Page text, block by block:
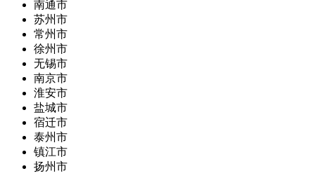
南通市
苏州市
常州市
徐州市
无锡市
南京市
淮安市
盐城市
宿迁市
泰州市
镇江市
扬州市